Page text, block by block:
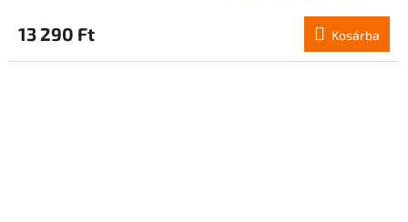
13 290 Ft Kosárba